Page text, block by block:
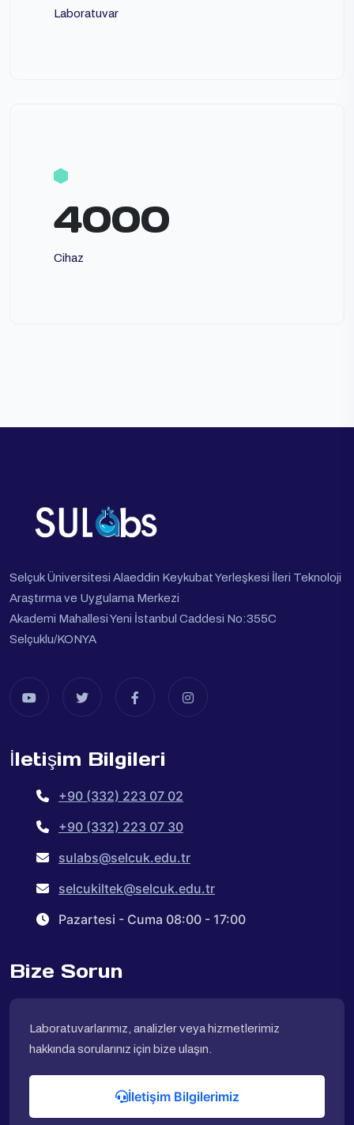
Laboratuvar
4000
Cihaz
Selçuk Üniversitesi Alaeddin Keykubat Yerleşkesi İleri Teknoloji
Araştırma ve Uygulama Merkezi
Akademi Mahallesi Yeni İstanbul Caddesi No:355C
Selçuklu/KONYA
İletişim Bilgileri
+90 (332) 223 07 02
+90 (332) 223 07 30
sulabs@selcuk.edu.tr
selcukiltek@selcuk.edu.tr
Pazartesi - Cuma 08:00 - 17:00
Bize Sorun
Laboratuvarlarımız, analizler veya hizmetlerimiz
hakkında sorularınız için bize ulaşın.
İletişim Bilgilerimiz